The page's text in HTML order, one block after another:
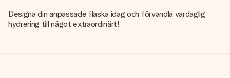
Designa din anpassade flaska idag och förvandla vardaglig
hydrering till något extraordinärt!